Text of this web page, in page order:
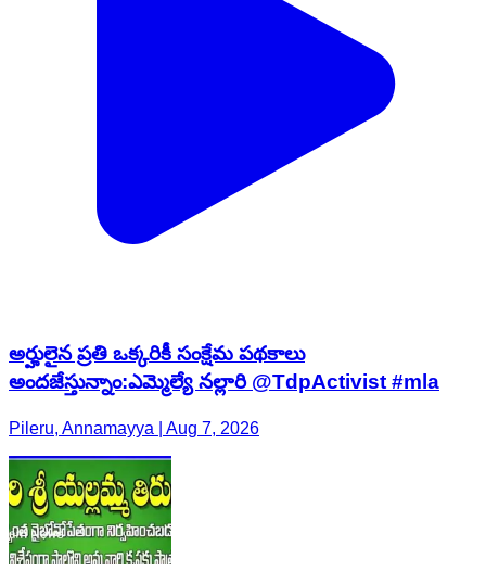
అర్హులైన ప్రతి ఒక్కరికీ సంక్షేమ పథకాలు
అందజేస్తున్నాం:ఎమ్మెల్యే నల్లారి @TdpActivist #mla
Pileru, Annamayya | Aug 7, 2026